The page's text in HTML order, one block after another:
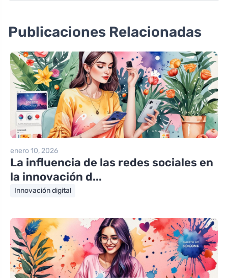
Publicaciones Relacionadas
enero 10, 2026
La influencia de las redes sociales en
la innovación d...
Innovación digital